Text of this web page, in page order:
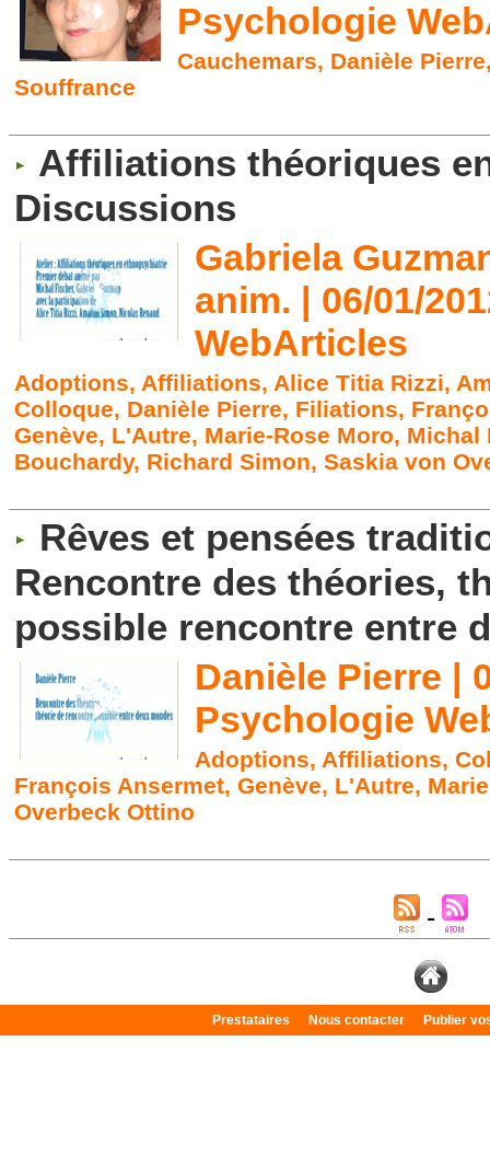
Psychologie
Cauchemars, Danièle Pierre
Souffrance
Affiliations théoriques
Discussions
Gabriela
anim. | 06/01/
WebArticles
Adoptions, Affiliations, Alice Titia Rizzi,
Colloque, Danièle Pierre, Filiations,
Genève, L'Autre, Marie-Rose Moro, Michal
Bouchardy, Richard Simon,Saskia von
Rêves et pensées
Rencontre des théories,
possible rencontre entre
Danièle Pierre |
Psychologie
Adoptions, Affiliations,
François Ansermet,Genève, L'Autre,
Overbeck Ottino
Prestataires Nous contacter Publier